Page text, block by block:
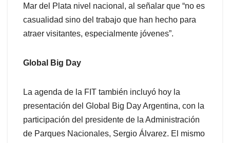
Mar del Plata nivel nacional, al señalar que “no es
casualidad sino del trabajo que han hecho para
atraer visitantes, especialmente jóvenes”.
Global Big Day
La agenda de la FIT también incluyó hoy la
presentación del Global Big Day Argentina, con la
participación del presidente de la Administración
de Parques Nacionales, Sergio Álvarez. El mismo